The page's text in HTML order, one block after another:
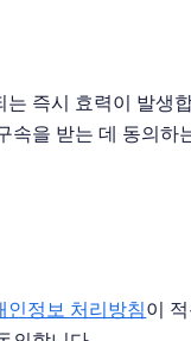
즉시 효력이 발생
속을 받는 데 동의하
인정보 처리방침이